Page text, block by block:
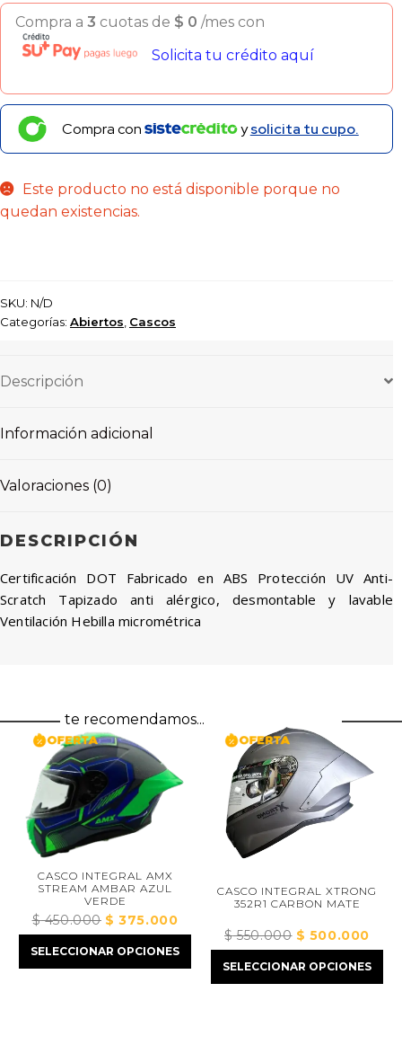
Compra a 3 cuotas de $ 0 /mes con
Solicita tu crédito aquí
Compra con ysolicita tu cupo.
Este producto no está disponible porque no
quedan existencias.
SKU: N/D
Categorías: Abiertos Cascos
Descripción
Información adicional
Valoraciones (0)
DESCRIPCIÓN
Certificación DOT Fabricado en ABS Protección UV Anti-
Scratch Tapizado anti alérgico, desmontable y lavable
Ventilación Hebilla micrométrica
te recomendamos...
CASCO INTEGRAL AMX
STREAM AMBAR AZUL
VERDE
450.000El
precio
original
$375.000El
precio
actual
OPCIONES
CASCO INTEGRAL XTRONG
352R1 CARBON MATE
$ 550.000El
precio
original
$500.000El
precio
actual
SELECCIONAR OPCIONES